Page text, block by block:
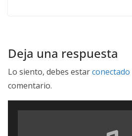
Deja una respuesta
Lo siento, debes estarconectado
comentario.